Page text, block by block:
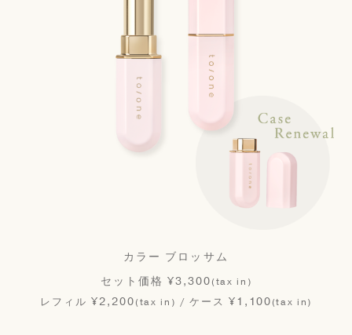
カラー ブロッサム
セット価格 ¥3,300(tax in)
レフィル ¥2,200(tax in) / ケース ¥1,100(tax in)